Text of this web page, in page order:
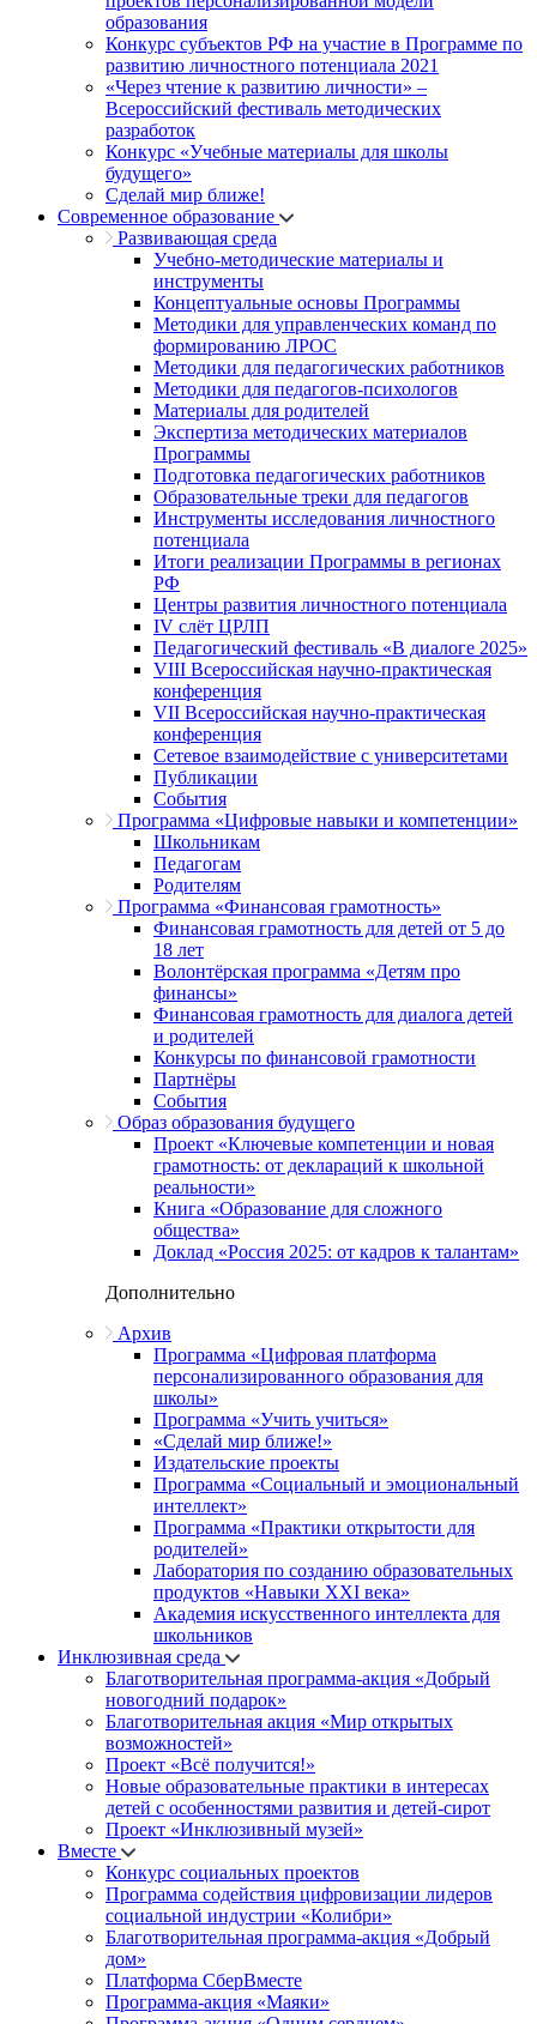
образования
Конкурс субъектов РФ на участие в Программе по
развитию личностного потенциала 2021
«Через чтение к развитию личности» –
Всероссийский фестиваль методических
разработок
Конкурс «Учебные материалы для школы
будущего»
Сделай мир ближе!
Современное образование
Развивающая среда
Учебно-методические материалы и
инструменты
Концептуальные основы Программы
Методики для управленческих команд по
формированию ЛРОС
Методики для педагогических работников
Методики для педагогов-психологов
Материалы для родителей
Экспертиза методических материалов
Программы
Подготовка педагогических работников
Образовательные треки для педагогов
Инструменты исследования личностного
потенциала
Итоги реализации Программы в регионах
РФ
Центры развития личностного потенциала
IV слёт ЦРЛП
Педагогический фестиваль «В диалоге 2025»
VIII Всероссийская научно-практическая
конференция
VII Всероссийская научно-практическая
конференция
Сетевое взаимодействие с университетами
Публикации
События
Программа «Цифровые навыки и компетенции»
Школьникам
Педагогам
Родителям
Программа «Финансовая грамотность»
Финансовая грамотность для детей от 5 до
18 лет
Волонтёрская программа «Детям про
финансы»
Финансовая грамотность для диалога детей
и родителей
Конкурсы по финансовой грамотности
Партнёры
События
Образ образования будущего
Проект «Ключевые компетенции и новая
грамотность: от деклараций к школьной
реальности»
Книга «Образование для сложного
общества»
Доклад «Россия 2025: от кадров к талантам»
Дополнительно
Архив
Программа «Цифровая платформа
персонализированного образования для
школы»
Программа «Учить учиться»
«Сделай мир ближе!»
Издательские проекты
Программа «Социальный и эмоциональный
интеллект»
Программа «Практики открытости для
родителей»
Лаборатория по созданию образовательных
продуктов «Навыки XXI века»
Академия искусственного интеллекта для
школьников
Инклюзивная среда
Благотворительная программа-акция «Добрый
новогодний подарок»
Благотворительная акция «Мир открытых
возможностей»
Проект «Всё получится!»
Новые образовательные практики в интересах
детей с особенностями развития и детей-сирот
Проект «Инклюзивный музей»
Вместе
Конкурс социальных проектов
Программа содействия цифровизации лидеров
социальной индустрии «Колибри»
Благотворительная программа-акция «Добрый
дом»
Платформа СберВместе
Программа-акция «Маяки»